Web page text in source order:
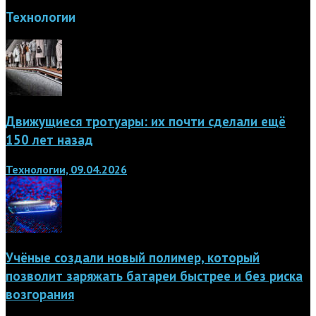
Технологии
Движущиеся тротуары: их почти сделали ещё
150 лет назад
Технологии, 09.04.2026
Учёные создали новый полимер, который
позволит заряжать батареи быстрее и без риска
возгорания